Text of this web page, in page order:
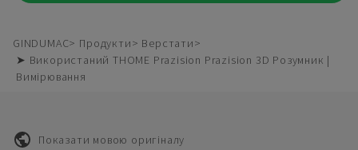
GINDUMAC Продукти
Верстати
➤ Використаний THOME Prazision Prazision 3D Розумник |
Вимірювання
Показати мовою оригіналу